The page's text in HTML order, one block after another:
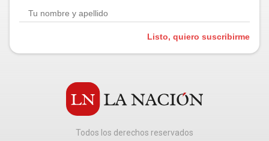
Listo, quiero suscribirme
Todos los derechos reservados